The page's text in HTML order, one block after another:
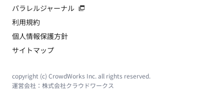
パラレルジャーナル
利用規約
個人情報保護方針
サイトマップ
copyright (c) CrowdWorks Inc. all rights reserved.
運営会社： 株式会社クラウドワークス